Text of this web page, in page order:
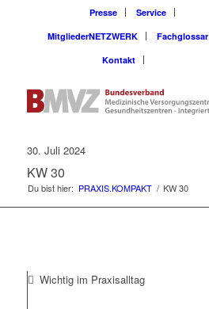
Presse
Service
MitgliederNETZWERK
Fachglossar
Kontakt
30. Juli 2024
KW 30
Du bist hier: PRAXIS.KOMPAKT / KW 30
Wichtig im Praxisalltag